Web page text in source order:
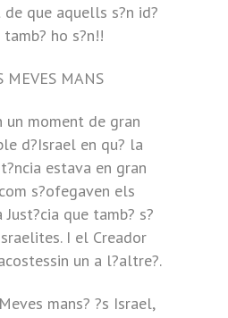
que aquells s?n id?
ho s?n!!
MEVES MANS
un moment de gran
d?Israel en qu? la
estava en gran
s?ofegaven els
que tamb? s?
I el Creador
un a l?altre?.
mans? ?s Israel,